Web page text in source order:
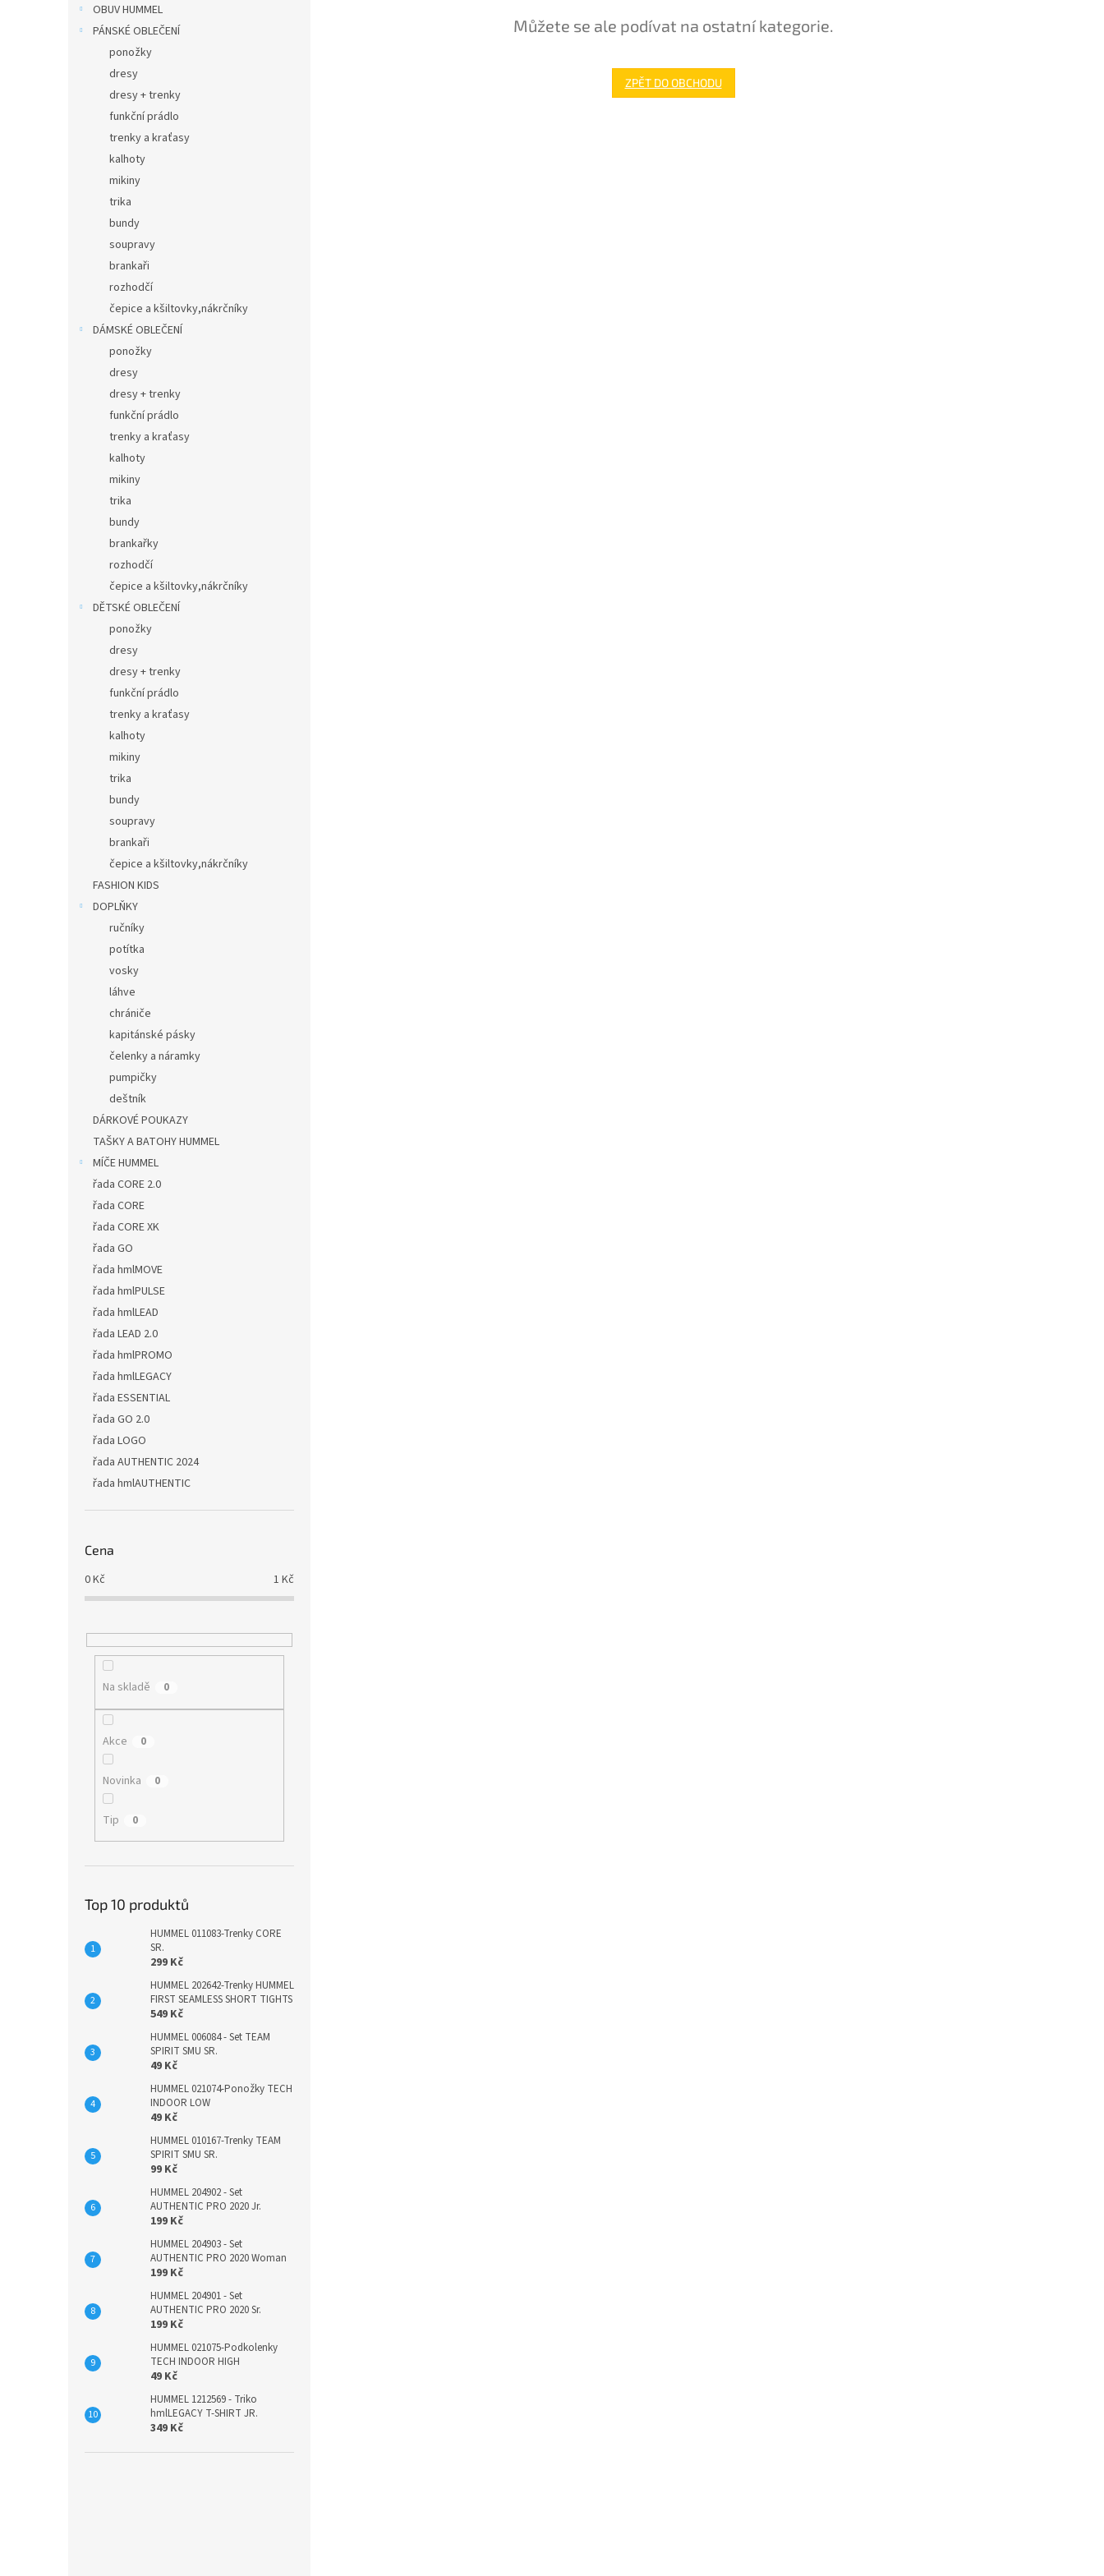
OBUV HUMMEL
PÁNSKÉ OBLEČENÍ
ponožky
dresy
dresy + trenky
funkční prádlo
trenky a kraťasy
kalhoty
mikiny
trika
bundy
soupravy
brankaři
rozhodčí
čepice a kšiltovky,nákrčníky
DÁMSKÉ OBLEČENÍ
ponožky
dresy
dresy + trenky
funkční prádlo
trenky a kraťasy
kalhoty
mikiny
trika
bundy
brankařky
rozhodčí
čepice a kšiltovky,nákrčníky
DĚTSKÉ OBLEČENÍ
ponožky
dresy
dresy + trenky
funkční prádlo
trenky a kraťasy
kalhoty
mikiny
trika
bundy
soupravy
brankaři
čepice a kšiltovky,nákrčníky
FASHION KIDS
DOPLŇKY
ručníky
potítka
vosky
láhve
chrániče
kapitánské pásky
čelenky a náramky
pumpičky
deštník
DÁRKOVÉ POUKAZY
TAŠKY A BATOHY HUMMEL
MÍČE HUMMEL
řada CORE 2.0
řada CORE
řada CORE XK
řada GO
řada hmlMOVE
řada hmlPULSE
řada hmlLEAD
řada LEAD 2.0
řada hmlPROMO
řada hmlLEGACY
řada ESSENTIAL
řada GO 2.0
řada LOGO
řada AUTHENTIC 2024
řada hmlAUTHENTIC
Cena
0Kč 1 Kč
Na skladě 0
Akce 0
Novinka 0
Tip 0
Top 10 produktů
HUMMEL 011083-Trenky CORE
SR.
299 Kč
HUMMEL 202642-Trenky HUMMEL
FIRST SEAMLESS SHORT TIGHTS
549 Kč
HUMMEL 006084 - Set TEAM
SPIRIT SMU SR.
49 Kč
HUMMEL 021074-Ponožky TECH
INDOOR LOW
49 Kč
HUMMEL 010167-Trenky TEAM
SPIRIT SMU SR.
99 Kč
HUMMEL 204902 - Set
AUTHENTIC PRO 2020 Jr.
199 Kč
HUMMEL 204903 - Set
AUTHENTIC PRO 2020 Woman
199 Kč
HUMMEL 204901 - Set
AUTHENTIC PRO 2020 Sr.
199 Kč
HUMMEL 021075-Podkolenky
TECH INDOOR HIGH
49 Kč
HUMMEL 1212569 - Triko
hmlLEGACY T-SHIRT JR.
349 Kč
Můžete se ale podívat na ostatní kategorie.
ZPĚT DO OBCHODU